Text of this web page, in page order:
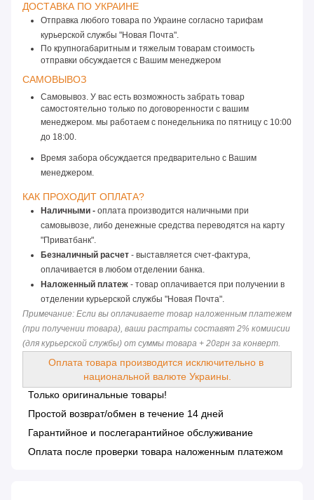
ДОСТАВКА ПО УКРАИНЕ
Отправка любого товара по Украине согласно тарифам
курьерской службы "Новая Почта".
По крупногабаритным и тяжелым товарам стоимость
отправки обсуждается с Вашим менеджером
САМОВЫВОЗ
Самовывоз. У вас есть возможность забрать товар
самостоятельно только по договоренности с вашим
менеджером. мы работаем с понедельника по пятницу с 10:00
до 18:00.
Время забора обсуждается предварительно с Вашим
менеджером.
КАК ПРОХОДИТ ОПЛАТА?
Наличными - оплата производится наличными при
самовывозе, либо денежные средства переводятся на карту
"Приватбанк".
Безналичный расчет - выставляется счет-фактура,
оплачивается в любом отделении банка.
Наложенный платеж - товар оплачивается при получении в
отделении курьерской службы "Новая Почта".
Примечание: Если вы оплачиваете товар наложенным платежем
(при получении товара), ваши растраты составят 2% комиисии
(для курьерской службы) от суммы товара + 20грн за конверт.
Оплата товара производится исключительно в
национальной валюте Украины.
Только оригинальные товары!
Простой возврат/обмен в течение 14 дней
Гарантийное и послегарантийное обслуживание
Оплата после проверки товара наложенным платежом